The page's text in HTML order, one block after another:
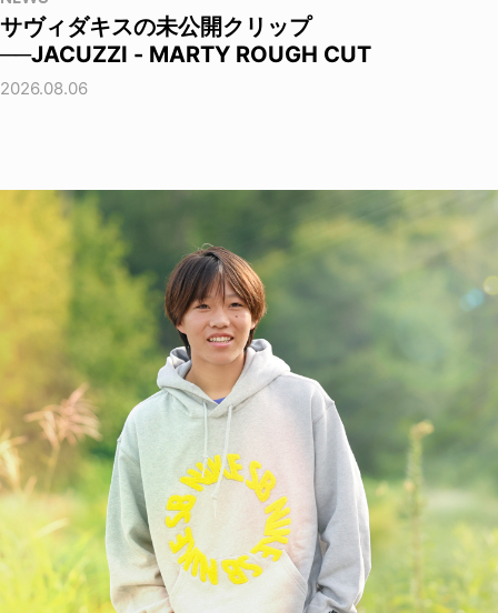
サヴィダキスの未公開クリップ
──JACUZZI - MARTY ROUGH CUT
2026.08.06